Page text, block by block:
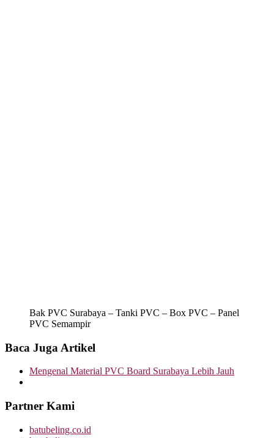
Bak PVC Surabaya – Tanki PVC – Box PVC – Panel
PVC Semampir
Baca Juga Artikel
Mengenal Material PVC Board Surabaya Lebih Jauh
Partner Kami
batubeling.co.id